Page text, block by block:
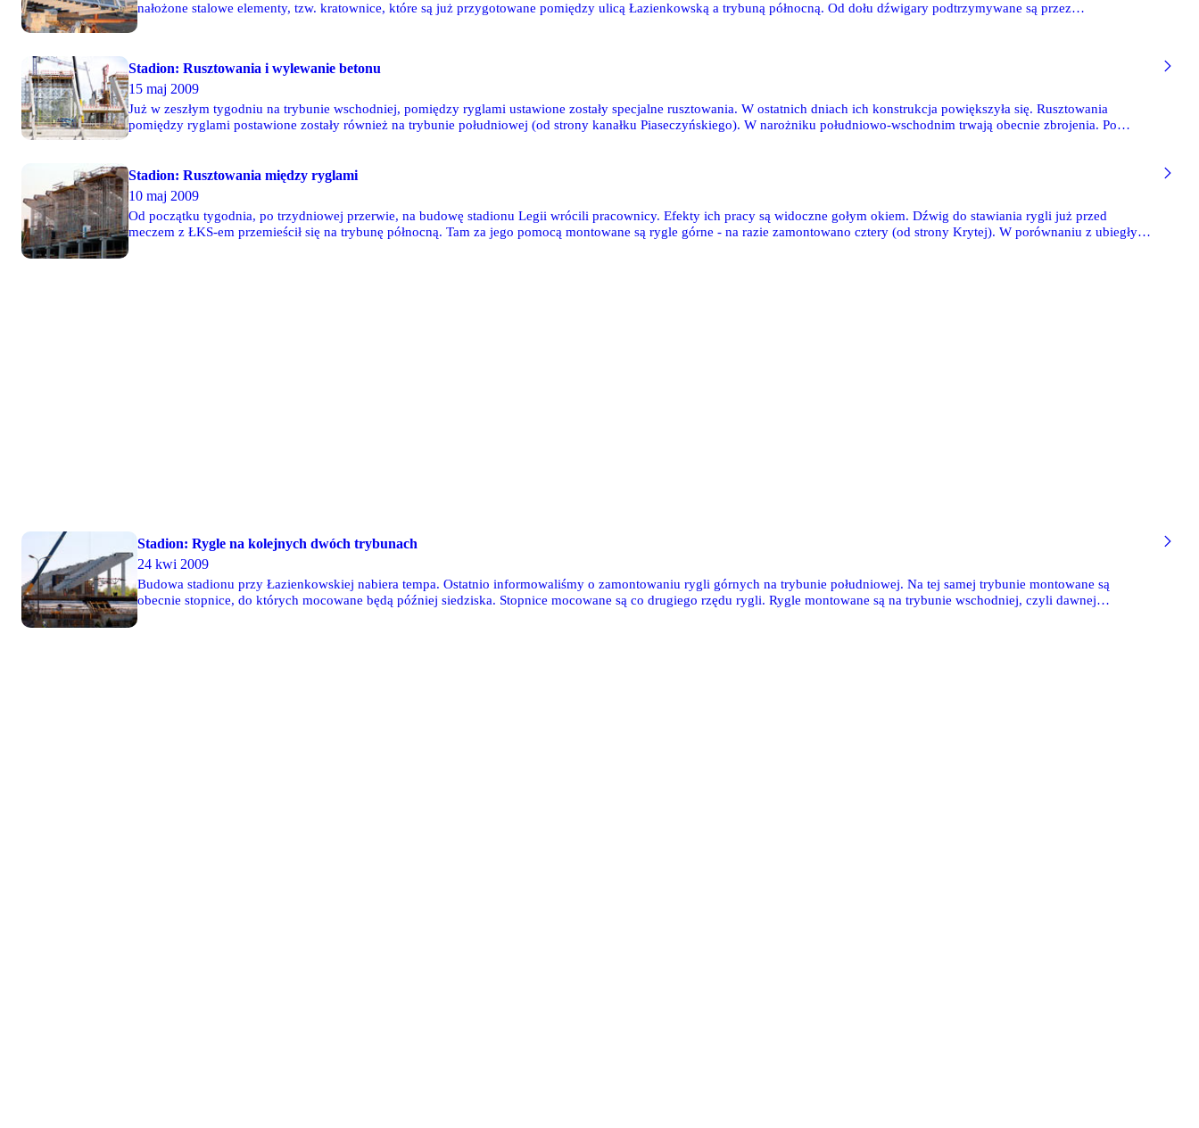
nałożone stalowe elementy, tzw. kratownice, które są już przygotowane pomiędzy ulicą Łazienkowską a trybuną północną. Od dołu dźwigary podtrzymywane są przez
Stadion: Rusztowania i wylewanie betonu
15 maj 2009
Już w zeszłym tygodniu na trybunie wschodniej, pomiędzy ryglami ustawione zostały specjalne rusztowania. W ostatnich dniach ich konstrukcja powiększyła się. Rusztowania
pomiędzy ryglami postawione zostały również na trybunie południowej (od strony kanałku Piaseczyńskiego). W narożniku południowo-wschodnim trwają obecnie zbrojenia. Po
Stadion: Rusztowania między ryglami
10 maj 2009
Od początku tygodnia, po trzydniowej przerwie, na budowę stadionu Legii wrócili pracownicy. Efekty ich pracy są widoczne gołym okiem. Dźwig do stawiania rygli już przed
meczem z ŁKS-em przemieścił się na trybunę północną. Tam za jego pomocą montowane są rygle górne - na razie zamontowano cztery (od strony Krytej). W porównaniu z ubiegłym
Stadion: Rygle na kolejnych dwóch trybunach
24 kwi 2009
Budowa stadionu przy Łazienkowskiej nabiera tempa. Ostatnio informowaliśmy o zamontowaniu rygli górnych na trybunie południowej. Na tej samej trybunie montowane są
obecnie stopnice, do których mocowane będą później siedziska. Stopnice mocowane są co drugiego rzędu rygli. Rygle montowane są na trybunie wschodniej, czyli dawnej